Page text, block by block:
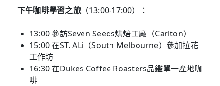
下午咖啡學習之旅（13:00-17:00）：
13:00 參訪Seven Seeds烘焙工廠（Carlton）
15:00 在ST. ALi（South Melbourne）參加拉花
工作坊
16:30 在Dukes Coffee Roasters品鑑單一產地咖
啡